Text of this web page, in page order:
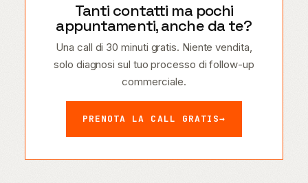
Tanti contatti ma pochi
appuntamenti, anche da te?
Una call di 30 minuti gratis. Niente vendita,
solo diagnosi sul tuo processo di follow-up
commerciale.
PRENOTA LA CALL GRATIS